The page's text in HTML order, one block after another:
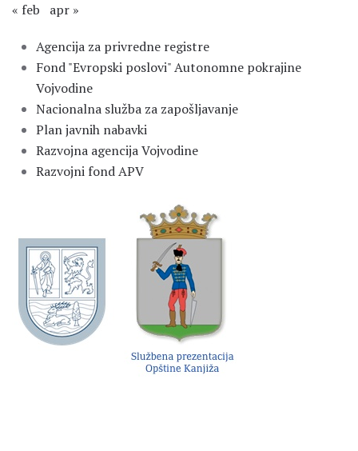
« feb
apr »
Agencija za privredne registre
Fond "Evropski poslovi" Autonomne pokrajine
Vojvodine
Nacionalna služba za zapošljavanje
Plan javnih nabavki
Razvojna agencija Vojvodine
Razvojni fond APV